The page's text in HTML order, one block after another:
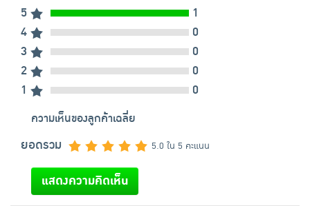
5
1
4
0
3
0
2
0
1
0
ความเห็นของลูกค้าเฉลี่ย
ยอดรวม 5.0 ใน 5 คะแนน
แสดงความคิดเห็น